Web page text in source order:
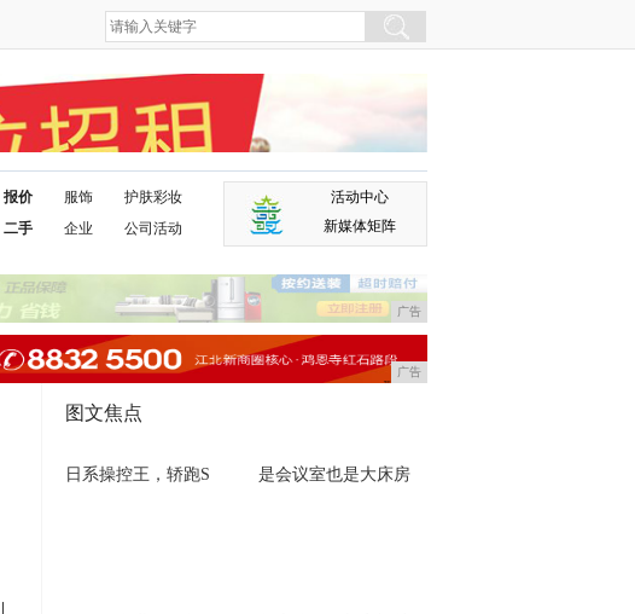
报价
二手
服饰
企业
护肤彩妆
公司活动
活动中心
新媒体矩阵
广告
广告
图文焦点
日系操控王，轿跑S 是会议室也是大床房